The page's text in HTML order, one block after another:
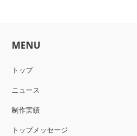
MENU
トップ
ニュース
制作実績
トップメッセージ